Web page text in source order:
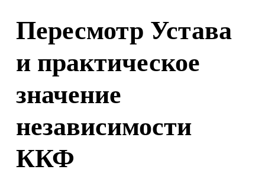
Пересмотр Устава
и практическое
значение
независимости
ККФ